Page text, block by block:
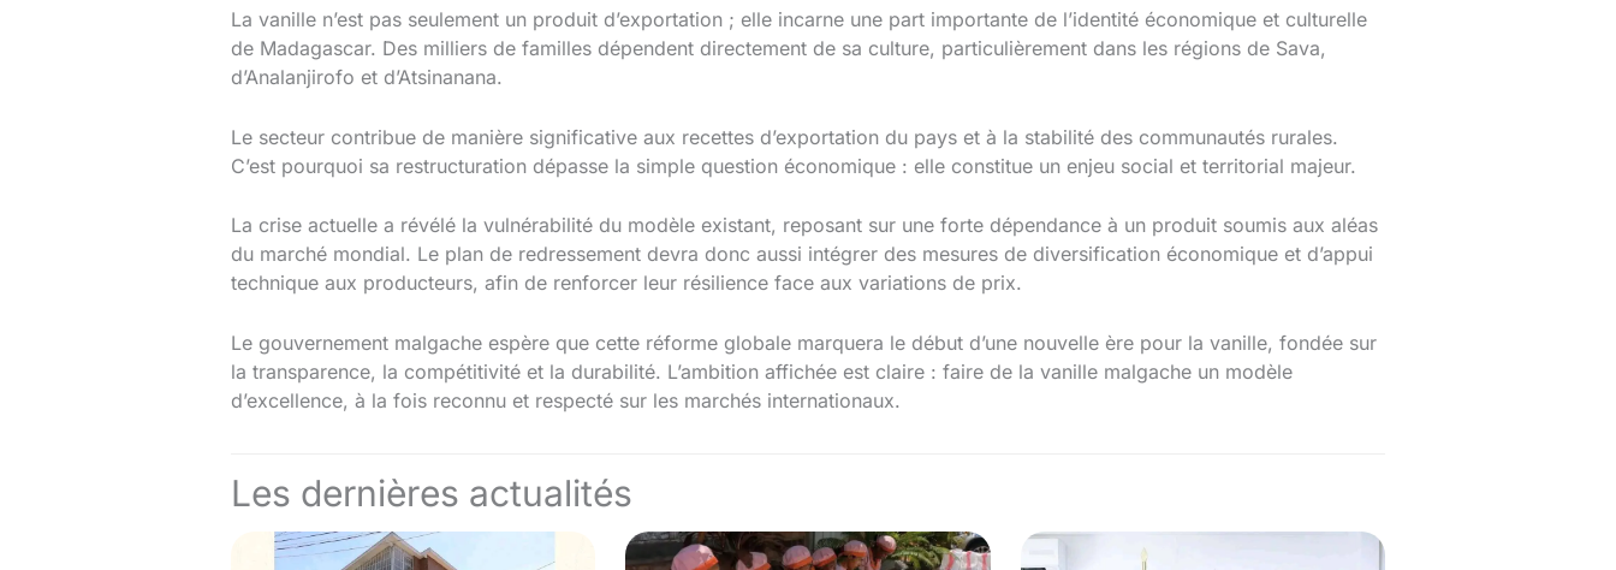
La vanille n’est pas seulement un produit d’exportation ; elle incarne une part importante de l’identité économique et culturelle
de Madagascar. Des milliers de familles dépendent directement de sa culture, particulièrement dans les régions de Sava,
d’Analanjirofo et d’Atsinanana.
Le secteur contribue de manière significative aux recettes d’exportation du pays et à la stabilité des communautés rurales.
C’est pourquoi sa restructuration dépasse la simple question économique : elle constitue un enjeu social et territorial majeur.
La crise actuelle a révélé la vulnérabilité du modèle existant, reposant sur une forte dépendance à un produit soumis aux aléas
du marché mondial. Le plan de redressement devra donc aussi intégrer des mesures de diversification économique et d’appui
technique aux producteurs, afin de renforcer leur résilience face aux variations de prix.
Le gouvernement malgache espère que cette réforme globale marquera le début d’une nouvelle ère pour la vanille, fondée sur
la transparence, la compétitivité et la durabilité. L’ambition affichée est claire : faire de la vanille malgache un modèle
d’excellence, à la fois reconnu et respecté sur les marchés internationaux.
Les dernières actualités